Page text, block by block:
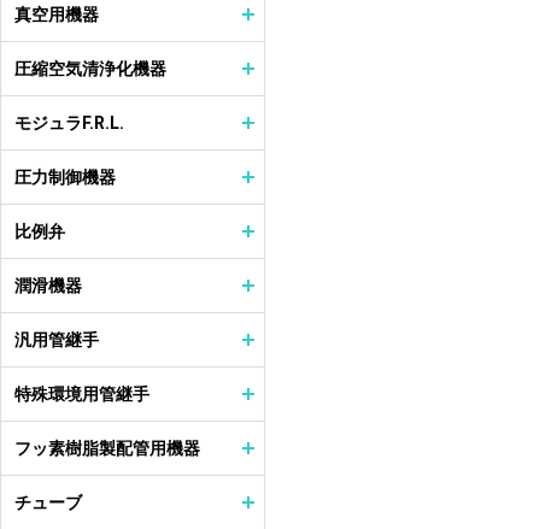
真空用機器
圧縮空気清浄化機器
モジュラF.R.L.
圧力制御機器
比例弁
潤滑機器
汎用管継手
特殊環境用管継手
フッ素樹脂製配管用機器
チューブ